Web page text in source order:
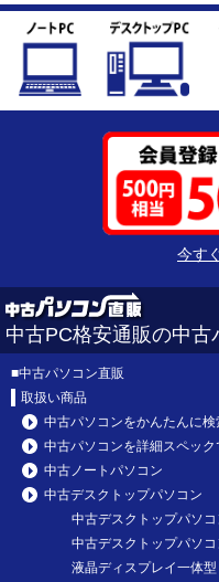
今す
中古PC格安通販の中古
■中古パソコン直販
取扱い商品
中古パソコンをかんたんに検
中古パソコンを詳細スペック
中古ノートパソコン
中古デスクトップパソコン
中古デスクトップパソ
中古デスクトップパソ
液晶ディスプレイ一体